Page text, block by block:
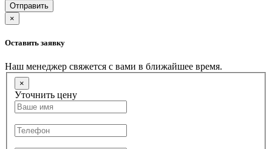
Отправить
×
Оставить заявку
Наш менеджер свяжется с вами в ближайшее время.
×
Уточнить цену